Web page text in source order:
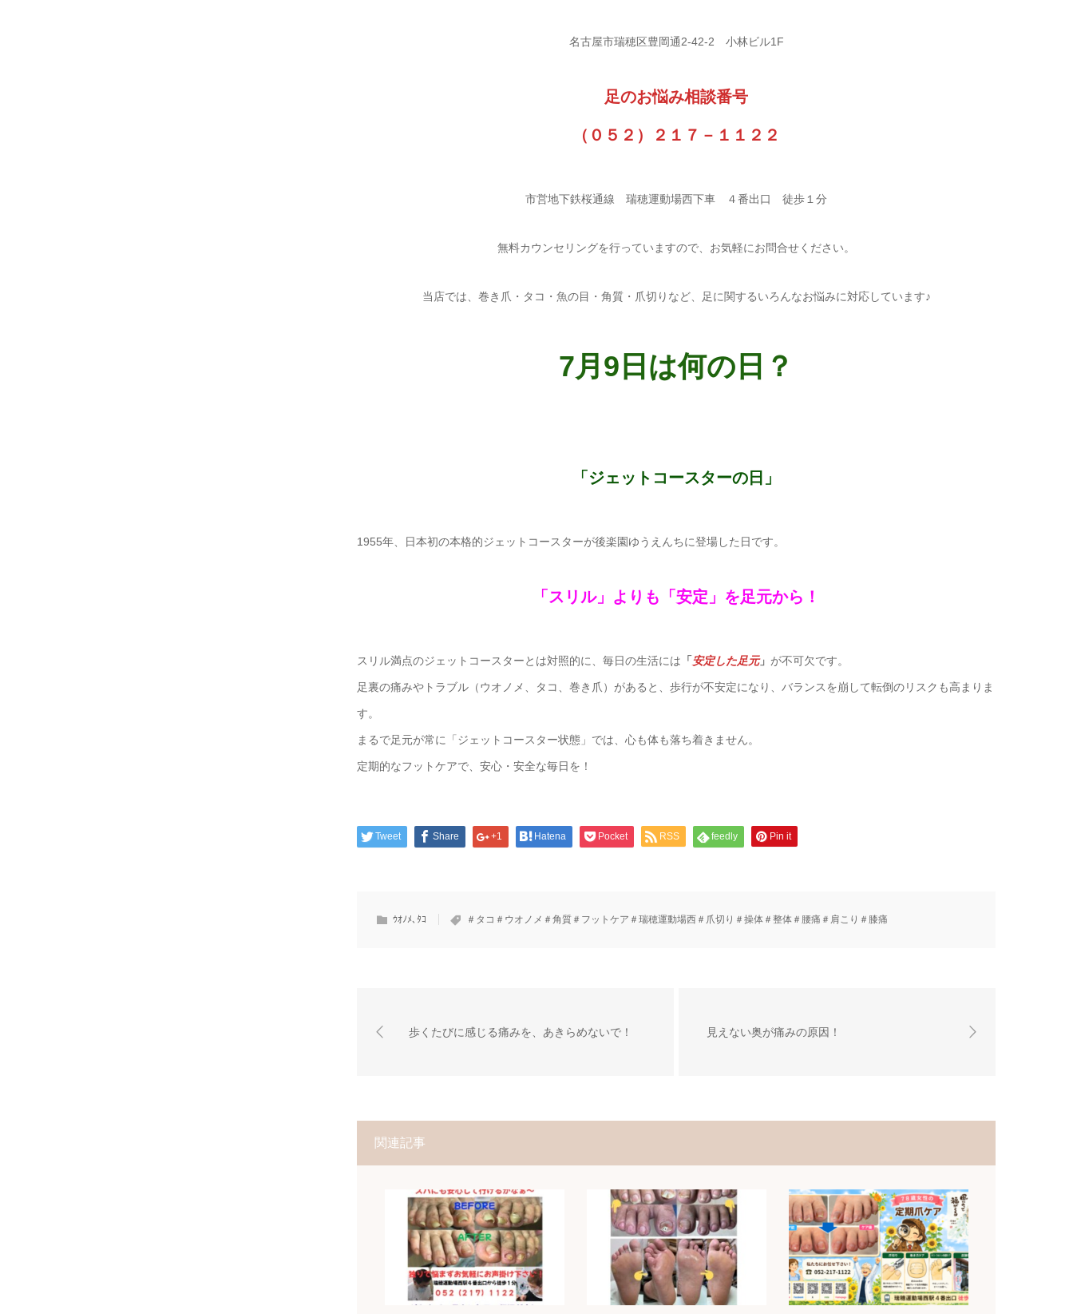
名古屋市瑞穂区豊岡通2-42-2 小林ビル1F
足のお悩み相談番号
（０５２）２１７－１１２２
市営地下鉄桜通線 瑞穂運動場西下車 ４番出口 徒歩１分
無料カウンセリングを行っていますので、お気軽にお問合せください。
当店では、巻き爪・タコ・魚の目・角質・爪切りなど、足に関するいろんなお悩みに対応しています♪
7月9日は何の日？
「ジェットコースターの日」
1955年、日本初の本格的ジェットコースターが後楽園ゆうえんちに登場した日です。
「スリル」よりも「安定」を足元から！
スリル満点のジェットコースターとは対照的に、毎日の生活には 「 安定した足元」 が不可欠です。
足裏の痛みやトラブル（ウオノメ、タコ、巻き爪）があると、歩行が不安定になり、バランスを崩して転倒のリスクも高まりま
す。
まるで足元が常に「ジェットコースター状態」では、心も体も落ち着きません。
定期的なフットケアで、安心・安全な毎日を！
Tweet Share +1 Hatena Pocket RSS feedly Pin it
ｳｵﾉﾒ､ﾀｺ ＃タコ＃ウオノメ＃角質＃フットケア＃瑞穂運動場西＃爪切り＃操体＃整体＃腰痛＃肩こり＃膝痛
歩くたびに感じる痛みを、あきらめないで！ 見えない奥が痛みの原因！
関連記事